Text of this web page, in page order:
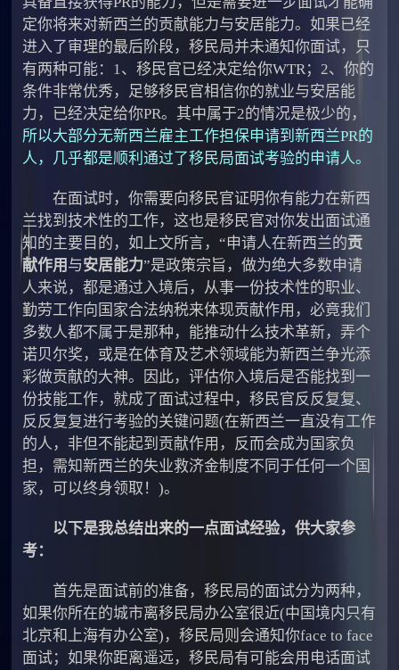
定你将来对新西兰的贡献能力与安居能力。如果已经
进入了审理的最后阶段，移民局并未通知你面试，只
有两种可能：1、移民官已经决定给你WTR；2、你的
条件非常优秀，足够移民官相信你的就业与安居能
力，已经决定给你PR。其中属于2的情况是极少的，
所以大部分无新西兰雇主工作担保申请到新西兰PR的
人，几乎都是顺利通过了移民局面试考验的申请人。
在面试时，你需要向移民官证明你有能力在新西
兰找到技术性的工作，这也是移民官对你发出面试通
知的主要目的，如上文所言，“申请人在新西兰的贡
献作用 与安居能力”是政策宗旨，做为绝大多数申请
人来说，都是通过入境后，从事一份技术性的职业、
勤劳工作向国家合法纳税来体现贡献作用，必竟我们
多数人都不属于是那种，能推动什么技术革新，弄个
诺贝尔奖，或是在体育及艺术领域能为新西兰争光添
彩做贡献的大神。因此，评估你入境后是否能找到一
份技能工作，就成了面试过程中，移民官反反复复、
反反复复进行考验的关键问题(在新西兰一直没有工作
的人，非但不能起到贡献作用，反而会成为国家负
担，需知新西兰的失业救济金制度不同于任何一个国
家，可以终身领取！)。
以下是我总结出来的一点面试经验，供大家参
考：
首先是面试前的准备，移民局的面试分为两种，
如果你所在的城市离移民局办公室很近(中国境内只有
北京和上海有办公室)，移民局则会通知你face to face
面试；如果你距离遥远，移民局有可能会用电话面试